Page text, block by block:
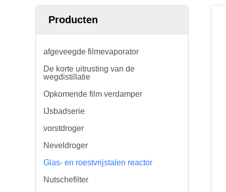
Producten
afgeveegde filmevaporator
De korte uitrusting van de
wegdistillatie
Opkomende film verdamper
IJsbadserie
vorstdroger
Neveldroger
Glas- en roestvrijstalen reactor
Nutschefilter